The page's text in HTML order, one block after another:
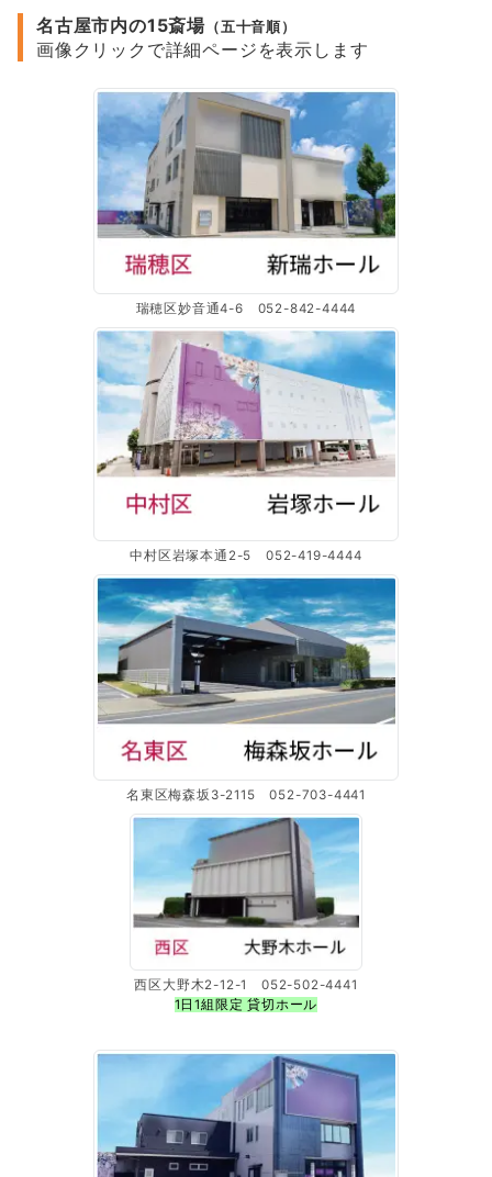
名古屋市内の15斎場 （五十音順）
画像クリックで詳細ページを表示します
瑞穂区妙音通4-6 052-842-4444
中村区岩塚本通2-5 052-419-4444
名東区梅森坂3-2115 052-703-4441
西区大野木2-12-1 052-502-4441
1日1組限定 貸切ホール